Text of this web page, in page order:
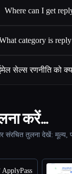
Where can I get
category is
सेल्स रणनीति को
करें…
संरचित तुलना देखें: मूल्य,
ApplyPass